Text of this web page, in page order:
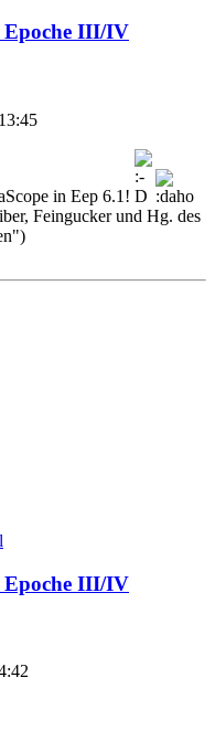
Epoche III/IV
in Eep 6.1!
Feingucker und Hg. des
Epoche III/IV